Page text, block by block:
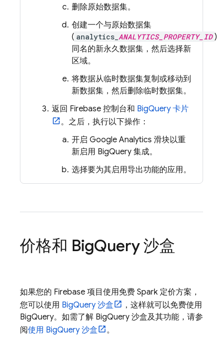
删除原始数据集。
创建一个与原始数据集
( analytics_ ANALYTICS_PROPERTY_ID )
同名的新永久数据集，然后选择新
区域。
将数据从临时数据集复制或移动到
新数据集，然后删除临时数据集。
返回 Firebase 控制台和 BigQuery 卡片
。之后，执行以下操作：
开启 Google Analytics 滑块以重
新启用 BigQuery 集成。
选择要为其启用导出功能的应用。
价格和 BigQuery沙盒
如果您的 Firebase 项目使用免费 Spark 定价方案，
您可以使用 BigQuery 沙盒
，这样就可以免费使用
BigQuery。如需了解 BigQuery 沙盒及其功能，请参
阅使用 BigQuery 沙盒
。